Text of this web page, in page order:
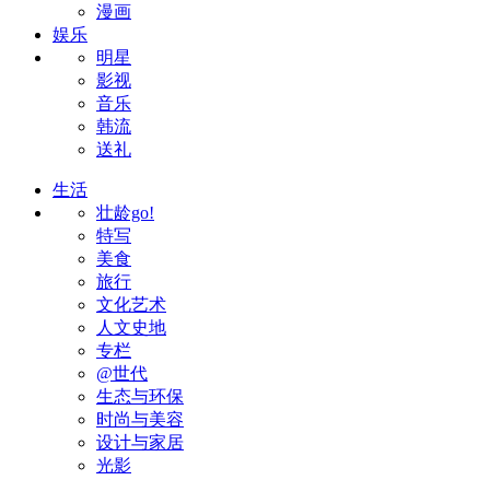
漫画
娱乐
明星
影视
音乐
韩流
送礼
生活
壮龄go!
特写
美食
旅行
文化艺术
人文史地
专栏
@世代
生态与环保
时尚与美容
设计与家居
光影